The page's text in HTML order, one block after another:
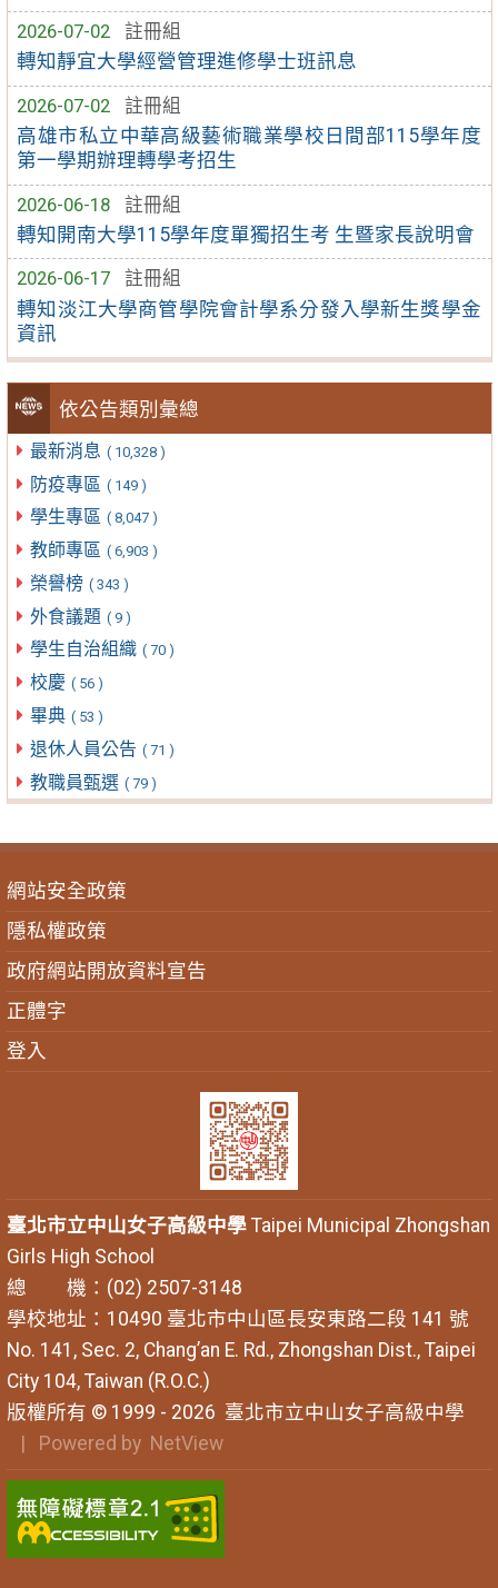
2026-07-02
註冊組
轉知靜宜大學經營管理進修學士班訊息
2026-07-02
註冊組
高雄市私立中華高級藝術職業學校日間部115學年度
第一學期辦理轉學考招生
2026-06-18
註冊組
轉知開南大學115學年度單獨招生考 生暨家長說明會
2026-06-17
註冊組
轉知淡江大學商管學院會計學系分發入學新生獎學金
資訊
依公告類別彙總
最新消息 ( 10,328 )
防疫專區 ( 149 )
學生專區 ( 8,047 )
教師專區 ( 6,903 )
榮譽榜 ( 343 )
外食議題 ( 9 )
學生自治組織 ( 70 )
校慶 ( 56 )
畢典 ( 53 )
退休人員公告 ( 71 )
教職員甄選 ( 79 )
網站安全政策
隱私權政策
政府網站開放資料宣告
正體字
登入
臺北市立中山女子高級中學Taipei Municipal Zhongshan
Girls High School
總 機：(02) 2507-3148
學校地址：10490 臺北市中山區長安東路二段 141 號
No. 141, Sec. 2, Chang’an E. Rd., Zhongshan Dist., Taipei
City 104, Taiwan (R.O.C.)
版權所有 © 1999 - 2026 臺北市立中山女子高級中學
| Powered by NetView